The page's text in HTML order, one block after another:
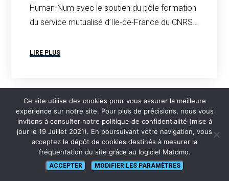
Human-Num avec le soutien du pôle formation
du service mutualisé d’Ile-de-France du CNRS…
LIRE PLUS
Ce site utilise des cookies pour vous assurer la meilleure
expérience sur notre site. Pour plus de précisions, nous vous
invitons à consulter notre politique de confidentialité (mise à
jour le 19 Juillet 2021). En poursuivant votre navigation, vous
acceptez le dépôt de cookies destinés à mesurer la
fréquentation du site grâce au logiciel Matomo.
ACCEPTER MODIFIER LES PARAMÈTRES